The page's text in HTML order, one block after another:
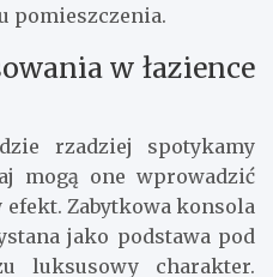
pomieszczenia.
w łazience
rzadziej spotykamy
mogą one wprowadzić
Zabytkowa konsola
jako podstawa pod
luksusowy charakter.